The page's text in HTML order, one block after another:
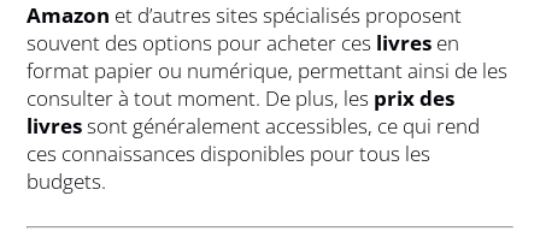
Amazon et d’autres sites spécialisés proposent
souvent des options pour acheter ces livres en
format papier ou numérique, permettant ainsi de les
consulter à tout moment. De plus, les prix des
livressont généralement accessibles, ce qui rend
ces connaissances disponibles pour tous les
budgets.